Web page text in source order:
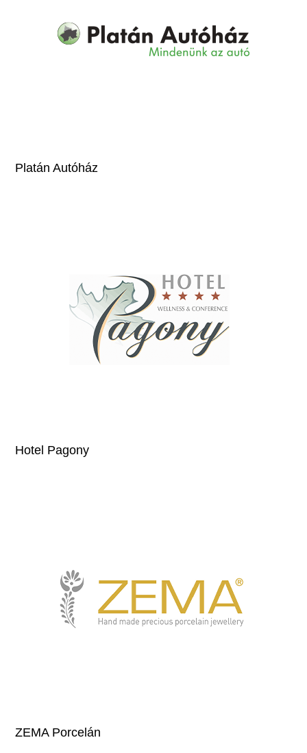
Platán Autóház
Hotel Pagony
ZEMA Porcelán